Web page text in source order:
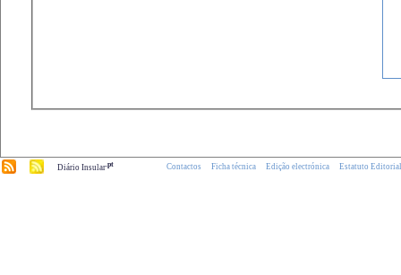
Diário Insular.pt Contactos Ficha técnica Edição electrónica Estatuto Editorial